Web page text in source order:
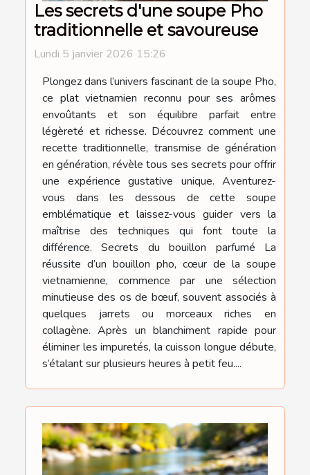
Les secrets d'une soupe Pho
traditionnelle et savoureuse
Lundi 5 janvier 2026 15:26
Plongez dans l’univers fascinant de la soupe Pho,
ce plat vietnamien reconnu pour ses arômes
envoûtants et son équilibre parfait entre
légèreté et richesse. Découvrez comment une
recette traditionnelle, transmise de génération
en génération, révèle tous ses secrets pour offrir
une expérience gustative unique. Aventurez-
vous dans les dessous de cette soupe
emblématique et laissez-vous guider vers la
maîtrise des techniques qui font toute la
différence. Secrets du bouillon parfumé La
réussite d’un bouillon pho, cœur de la soupe
vietnamienne, commence par une sélection
minutieuse des os de bœuf, souvent associés à
quelques jarrets ou morceaux riches en
collagène. Après un blanchiment rapide pour
éliminer les impuretés, la cuisson longue débute,
s’étalant sur plusieurs heures à petit feu....